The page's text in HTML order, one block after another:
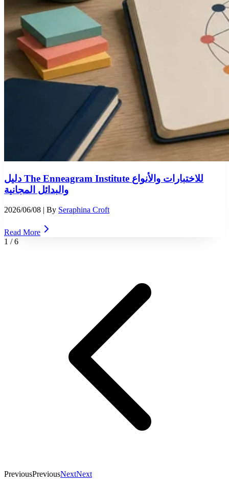
دليل The Enneagram Institute للاختبارات والأنواع
والبدائل المجانية
2026/06/08 | By Seraphina Croft
Read More
1 /6
PreviousPreviousNextNext